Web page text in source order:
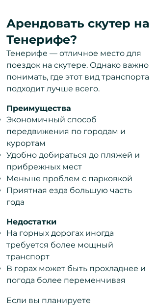
Арендовать скутер на
Тенерифе?
Тенерифе — отличное место для
поездок на скутере. Однако важно
понимать, где этот вид транспорта
подходит лучше всего.
Преимущества
Экономичный способ
передвижения по городам и
курортам
Удобно добираться до пляжей и
прибрежных мест
Меньше проблем с парковкой
Приятная езда большую часть
года
Недостатки
На горных дорогах иногда
требуется более мощный
транспорт
В горах может быть прохладнее и
погода более переменчивая
Если вы планируете